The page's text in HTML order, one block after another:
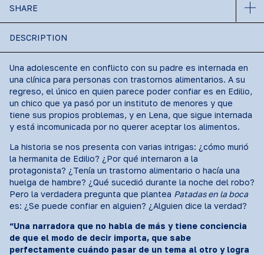
SHARE
DESCRIPTION
Una adolescente en conflicto con su padre es internada en
una clínica para personas con trastornos alimentarios. A su
regreso, el único en quien parece poder confiar es en Edilio,
un chico que ya pasó por un instituto de menores y que
tiene sus propios problemas, y en Lena, que sigue internada
y está incomunicada por no querer aceptar los alimentos.
La historia se nos presenta con varias intrigas: ¿cómo murió
la hermanita de Edilio? ¿Por qué internaron a la
protagonista? ¿Tenía un trastorno alimentario o hacía una
huelga de hambre? ¿Qué sucedió durante la noche del robo?
Pero la verdadera pregunta que plantea Patadas en la boca
es: ¿Se puede confiar en alguien? ¿Alguien dice la verdad?
“Una narradora que no habla de más y tiene conciencia
de que el modo de decir importa, que sabe
perfectamente cuándo pasar de un tema al otro y logra